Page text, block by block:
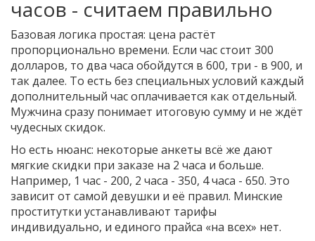
часов - считаем правильно
Базовая логика простая: цена растёт
пропорционально времени. Если час стоит 300
долларов, то два часа обойдутся в 600, три - в 900, и
так далее. То есть без специальных условий каждый
дополнительный час оплачивается как отдельный.
Мужчина сразу понимает итоговую сумму и не ждёт
чудесных скидок.
Но есть нюанс: некоторые анкеты всё же дают
мягкие скидки при заказе на 2 часа и больше.
Например, 1 час - 200, 2 часа - 350, 4 часа - 650. Это
зависит от самой девушки и её правил. Минские
проститутки устанавливают тарифы
индивидуально, и единого прайса «на всех» нет.